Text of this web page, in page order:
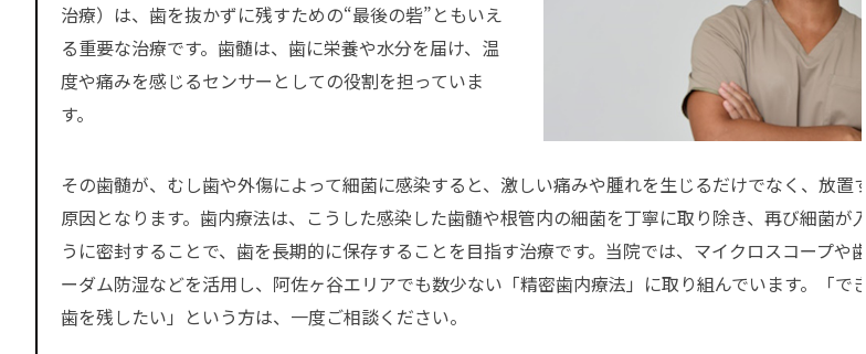
治療）は、歯を抜かずに残すための“最後の砦”ともいえ
る重要な治療です。歯髄は、歯に栄養や水分を届け、温
度や痛みを感じるセンサーとしての役割を担っていま
す。
その歯髄が、むし歯や外傷によって細菌に感染すると、激しい痛みや腫れを生じるだけでなく、放置
原因となります。歯内療法は、こうした感染した歯髄や根管内の細菌を丁寧に取り除き、再び細菌が入
うに密封することで、歯を長期的に保存することを目指す治療です。当院では、マイクロスコープや
ーダム防湿などを活用し、阿佐ヶ谷エリアでも数少ない「精密歯内療法」に取り組んでいます。「で
歯を残したい」という方は、一度ご相談ください。